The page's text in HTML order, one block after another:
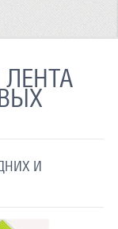
И